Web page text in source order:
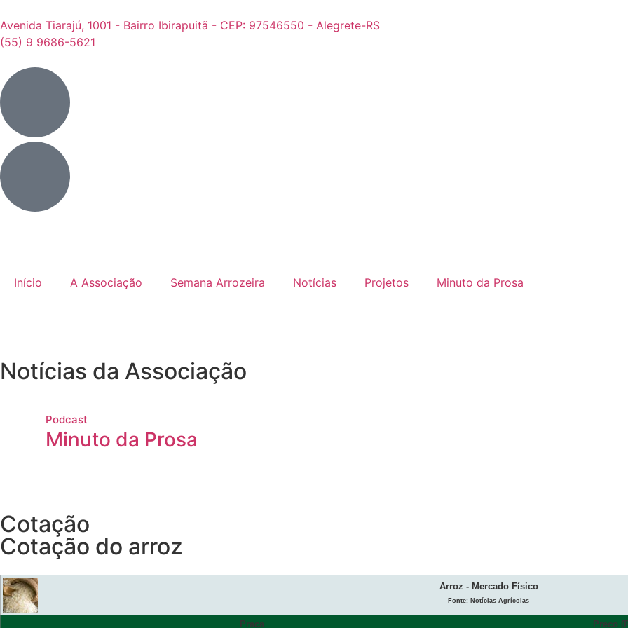
Avenida Tiarajú, 1001 - Bairro Ibirapuitã - CEP: 97546550 - Alegrete-RS
(55) 9 9686-5621
Início A Associação Semana Arrozeira Notícias Projetos Minuto da Prosa
Notícias da Associação
Podcast
Minuto da Prosa
Cotação
Cotação do arroz
Arroz - Mercado Físico
Fonte: Notícias Agrícolas
Praça Preço